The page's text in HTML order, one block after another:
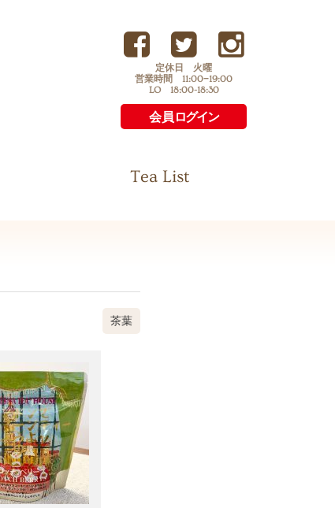
定休日 火曜
営業時間 11:00−19:00
LO 18:00-18:30
会員 ログイン
Tea List
茶葉